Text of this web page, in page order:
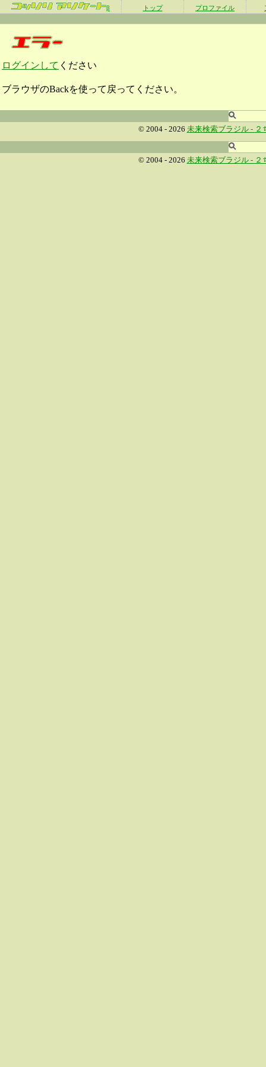
β トップ プロファイル
ログインして ください
ブラウザのBackを使って戻ってください。
© 2004 - 2026 未来検索ブラジル - ２
© 2004 - 2026 未来検索ブラジル - ２